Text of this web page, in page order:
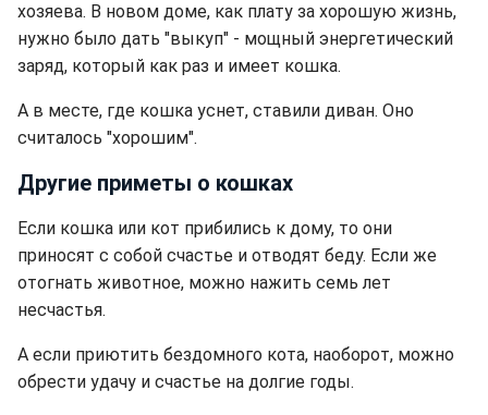
хозяева. В новом доме, как плату за хорошую жизнь,
нужно было дать "выкуп" - мощный энергетический
заряд, который как раз и имеет кошка.
А в месте, где кошка уснет, ставили диван. Оно
считалось "хорошим".
Другие приметы о кошках
Если кошка или кот прибились к дому, то они
приносят с собой счастье и отводят беду. Если же
отогнать животное, можно нажить семь лет
несчастья.
А если приютить бездомного кота, наоборот, можно
обрести удачу и счастье на долгие годы.